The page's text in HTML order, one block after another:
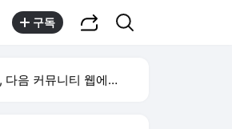
구독
커뮤니티 웹에서 보기